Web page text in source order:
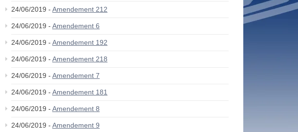
24/06/2019 - Amendement 212
24/06/2019 - Amendement 6
24/06/2019 - Amendement 192
24/06/2019 - Amendement 218
24/06/2019 - Amendement 7
24/06/2019 - Amendement 181
24/06/2019 - Amendement 8
24/06/2019 - Amendement 9